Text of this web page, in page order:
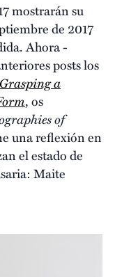
mostrarán su
de 2017
Ahora -
posts los
Grasping a
, os
of
una reflexión en
el estado de
Maite